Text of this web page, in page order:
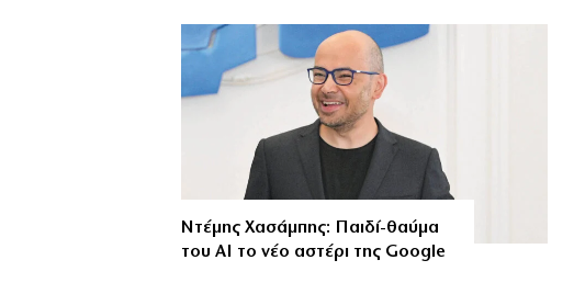
Ντέμης Χασάμπης: Παιδί-θαύμα
του ΑΙ το νέο αστέρι της Google